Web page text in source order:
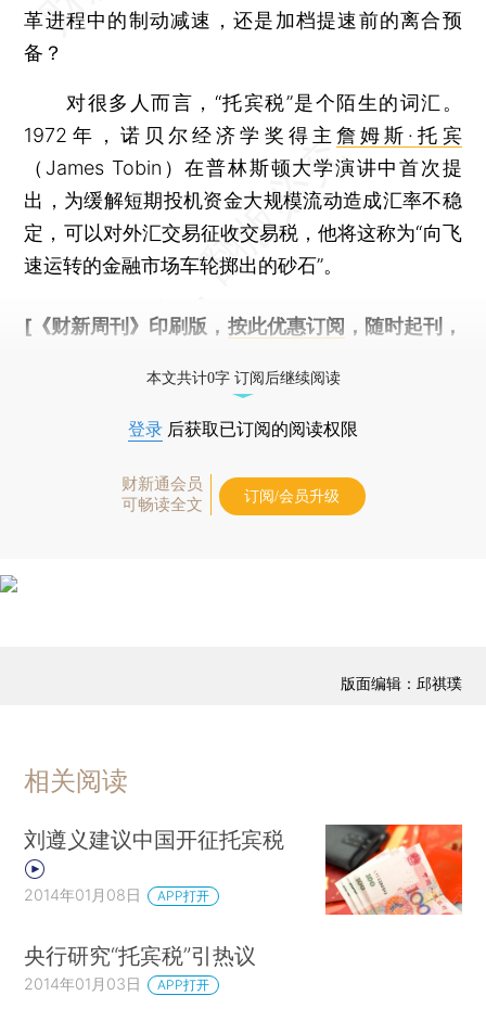
革进程中的制动减速，还是加档提速前的离合预
备？
对很多人而言，“托宾税”是个陌生的词汇。
1972年，诺贝尔经济学奖得主 詹姆斯·托宾
（James Tobin）在普林斯顿大学演讲中首次提
出，为缓解短期投机资金大规模流动造成汇率不稳
定，可以对外汇交易征收交易税，他将这称为“向飞
速运转的金融市场车轮掷出的砂石”。
[《财新周刊》印刷版， 按此优惠订阅 ，随时起刊，
本文共计0字 订阅后继续阅读
登录 后获取已订阅的阅读权限
财新通会员
可畅读全文
订阅/会员升级
版面编辑：邱祺璞
相关阅读
刘遵义建议中国开征托宾税
2014年01月08日 APP打开
央行研究“托宾税”引热议
2014年01月03日 APP打开